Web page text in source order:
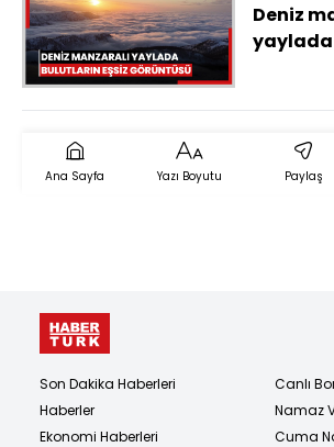
Deniz
yaylada
Ana Sayfa Yazı Boyutu Paylaş
Son Dakika Haberleri
Haberler
Ekonomi Haberleri
Canlı
Namaz
Cuma